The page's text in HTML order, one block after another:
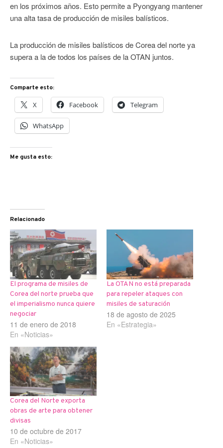
en los próximos años. Esto permite a Pyongyang mantener
una alta tasa de producción de misiles balísticos.
La producción de misiles balísticos de Corea del norte ya
supera a la de todos los países de la OTAN juntos.
Comparte esto:
X Facebook Telegram
WhatsApp
Me gusta esto:
Relacionado
El programa de misiles de
Corea del norte prueba que
el imperialismo nunca quiere
negociar
11 de enero de 2018
En «Noticias»
La OTAN no está preparada
para repeler ataques con
misiles de saturación
18 de agosto de 2025
En «Estrategia»
Corea del Norte exporta
obras de arte para obtener
divisas
10 de octubre de 2017
En «Noticias»